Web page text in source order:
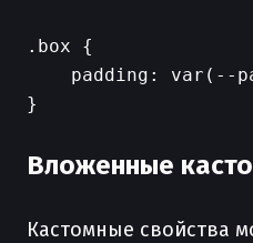
.box {
padding: var(--
}
Вложенные
Кастомные свойства